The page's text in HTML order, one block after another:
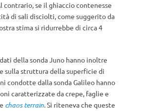
contrario, se il ghiaccio contenesse
di sali disciolti, come suggerito da
stima si ridurrebbe di circa 4
della sonda Juno hanno inoltre
sulla struttura della superficie di
condotte dalla sonda Galileo hanno
caratterizzate da crepe, faglie e
chaos terrain.Si riteneva che queste